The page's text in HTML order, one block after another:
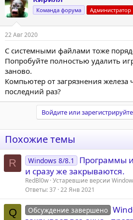
Команда форума Администратор
22 Авг 2020
С системными файлами тоже
Попробуйте полностью удалить
заново.
Компьютер от загрязнения железа
последний раз?
Войдите или
Похожие темы
R Windows 8/8.1
Программы
и сразу же закрываются.
RedBl0w Устаревшие версии
Ответы 37 22 Янв 2021
Q Обсуждение завершено